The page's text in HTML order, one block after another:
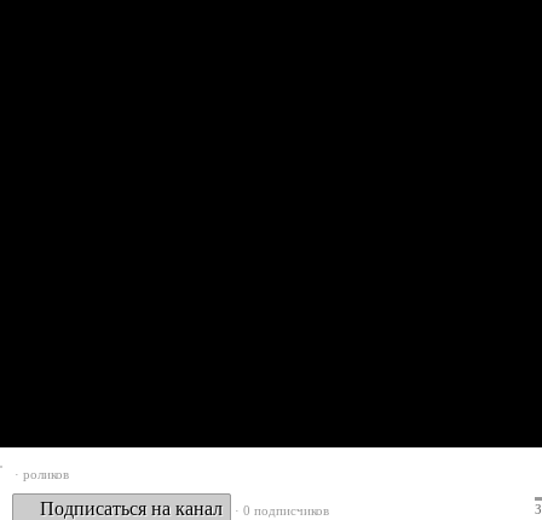
· роликов
Подписаться на канал · 0 подписчиков